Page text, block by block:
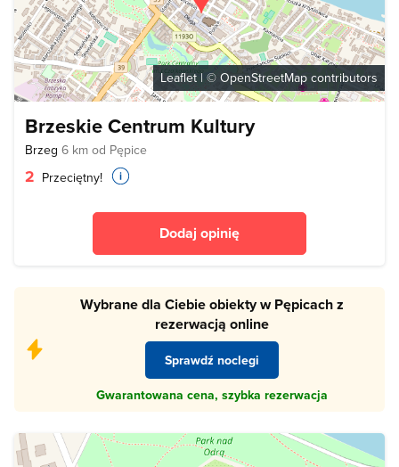
Leaflet| © OpenStreetMap contributors
Brzeskie Centrum Kultury
Brzeg 6 km od Pępice
2 Przeciętny!
Dodaj opinię
Wybrane dla Ciebie obiekty w Pępicach z
rezerwacją online
Sprawdź noclegi
Gwarantowana cena, szybka rezerwacja